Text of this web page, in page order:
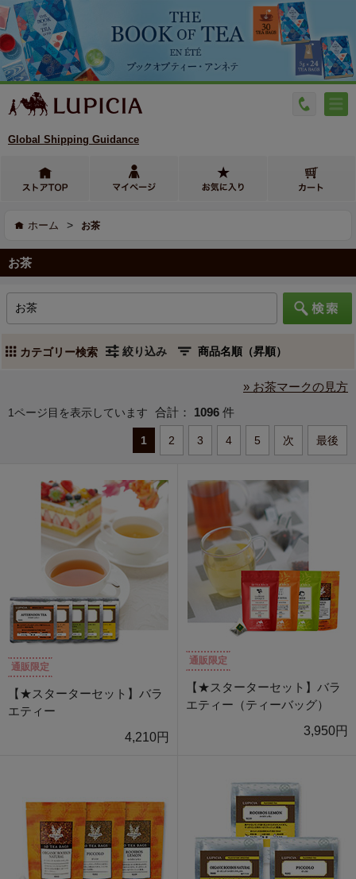
Global Shipping Guidance
ホーム > お茶
お茶
カテゴリー検索 絞り込み
» お茶マークの見方
1ページ目を表示しています 合計： 1096 件
1 2 3 4 5 次 最後
通販限定
【★スターターセット】バラ
エティー
4,210円
通販限定
【★スターターセット】バラ
エティー（ティーバッグ）
3,950円